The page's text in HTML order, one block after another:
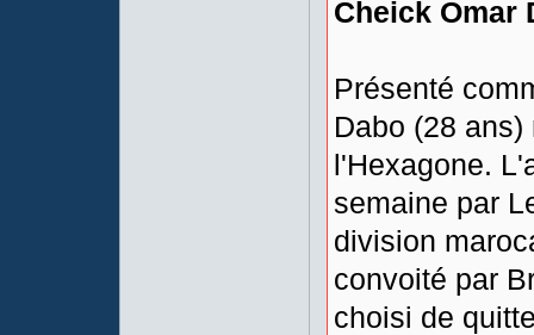
Cheick Omar
Présenté
Dabo (28
l'Hexagone.
semaine par
division
convoité par
choisi de